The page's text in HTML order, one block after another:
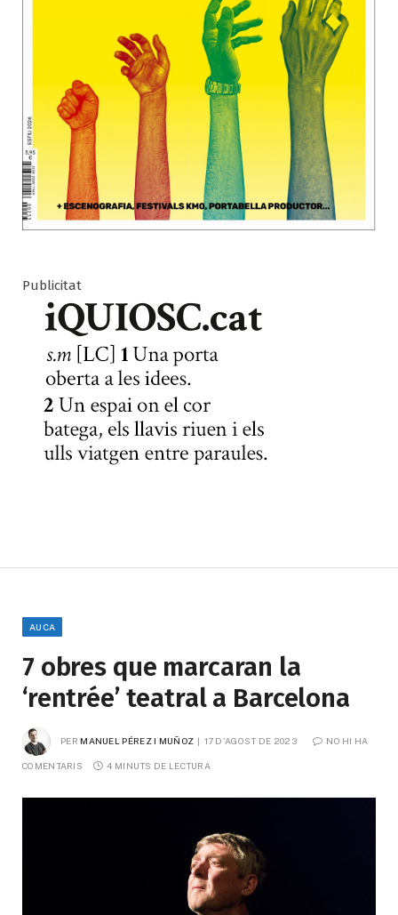
Publicitat
AUCA
7 obres que marcaran la
‘rentrée’ teatral a Barcelona
PER MANUEL PÉREZ I MUÑOZ 17 D'AGOST DE 2023 NO HI HA
COMENTARIS 4 MINUTS DE LECTURA